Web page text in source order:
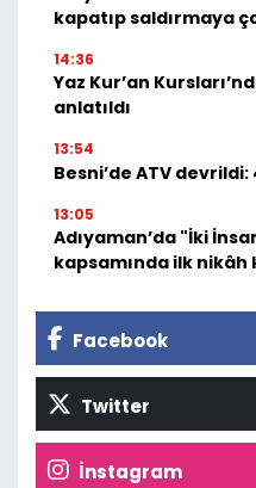
kapatıp saldırmaya
14:36
Yaz Kur’an
anlatıldı
13:54
Besni’de ATV devrildi:
13:05
Adıyaman’da "İki
kapsamında ilk nikâh
Facebook
Twitter
İnstagram